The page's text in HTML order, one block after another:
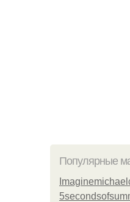
Популярные